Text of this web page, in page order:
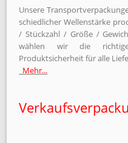
Unsere
schiedlicher Wellen­stärke
/ Stückzahl / Größe /
wählen wir die
Produktsicherheit für alle
Mehr...